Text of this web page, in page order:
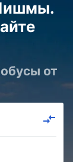
от